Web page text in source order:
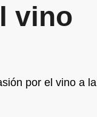
vino
por el vino a la